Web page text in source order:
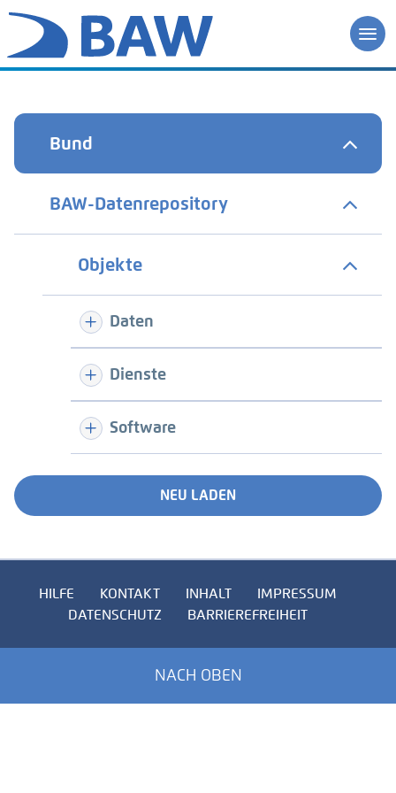
Bund
BAW-Datenrepository
Objekte
Daten
Dienste
Software
NEU LADEN
HILFE KONTAKT INHALT
IMPRESSUM
DATENSCHUTZ
BARRIEREFREIHEIT
NACH OBEN